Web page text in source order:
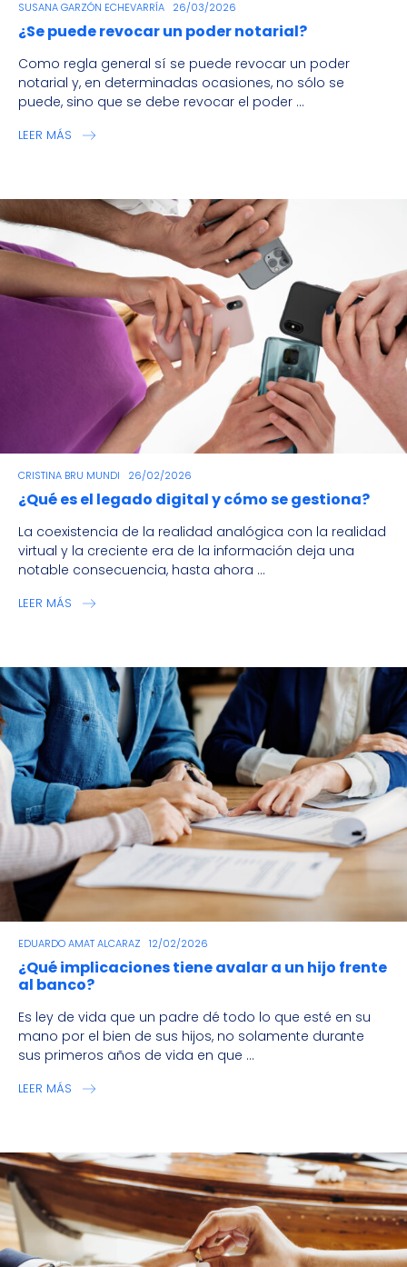
SUSANA GARZÓN ECHEVARRÍA 26/03/2026
¿Se puede revocar un poder notarial?
Como regla general sí se puede revocar un poder
notarial y, en determinadas ocasiones, no sólo se
puede, sino que se debe revocar el poder ...
LEER MÁS
CRISTINA BRU MUNDI 26/02/2026
¿Qué es el legado digital y cómo se gestiona?
La coexistencia de la realidad analógica con la realidad
virtual y la creciente era de la información deja una
notable consecuencia, hasta ahora ...
LEER MÁS
EDUARDO AMAT ALCARAZ 12/02/2026
¿Qué implicaciones tiene avalar a un hijo frente
al banco?
Es ley de vida que un padre dé todo lo que esté en su
mano por el bien de sus hijos, no solamente durante
sus primeros años de vida en que ...
LEER MÁS